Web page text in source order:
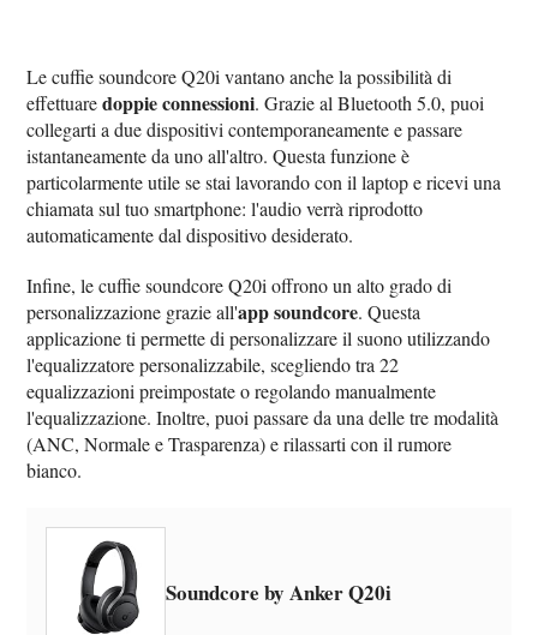
Le cuffie soundcore Q20i vantano anche la possibilità di
effettuaredoppie connessioni. Grazie al Bluetooth 5.0, puoi
collegarti a due dispositivi contemporaneamente e passare
istantaneamente da uno all'altro. Questa funzione è
particolarmente utile se stai lavorando con il laptop e ricevi una
chiamata sul tuo smartphone: l'audio verrà riprodotto
automaticamente dal dispositivo desiderato.
Infine, le cuffie soundcore Q20i offrono un alto grado di
personalizzazione grazie all'app soundcore. Questa
applicazione ti permette di personalizzare il suono utilizzando
l'equalizzatore personalizzabile, scegliendo tra 22
equalizzazioni preimpostate o regolando manualmente
l'equalizzazione. Inoltre, puoi passare da una delle tre modalità
(ANC, Normale e Trasparenza) e rilassarti con il rumore
bianco.
Soundcore by Anker Q20i